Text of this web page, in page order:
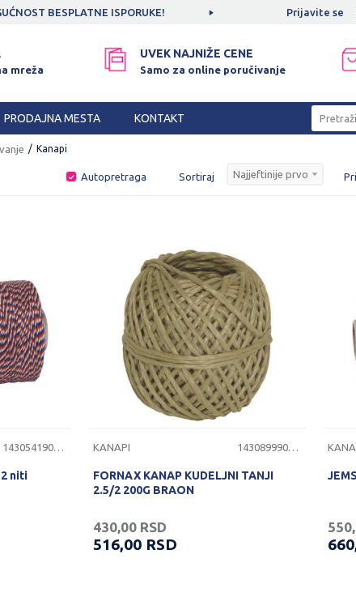
BESPLATNE ISPORUKE! SIGURNO PLAĆANJE
Prijavite se
mreža
UVEK NAJNIŽE CENE
Samo za online poručivanje
PRODAJNA MESTA KONTAKT
Kanapi
Autopretraga Sortiraj
1430541900020
niti
KANAPI 1430899900053
FORNAX KANAP KUDELJNI TANJI
2.5/2 200G BRAON
430,00 RSD
516,00 RSD